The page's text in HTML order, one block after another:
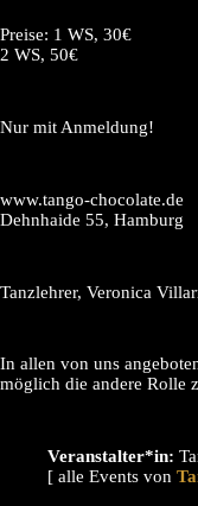
Preise: 1 WS, 30€
2 WS, 50€
Nur mit Anmeldung!
www.tango-chocolate.de
Dehnhaide 55, Hamburg
Tanzlehrer, Veronica
In allen von uns
möglich die andere Rolle
Veranstalter*in:
[ alle Events von